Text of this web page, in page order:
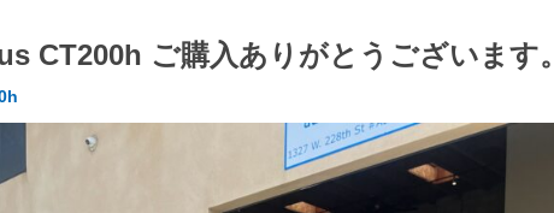
CT200h ご購入ありがとうございます。